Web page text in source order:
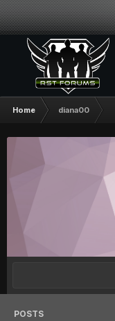
Home diana00
POSTS